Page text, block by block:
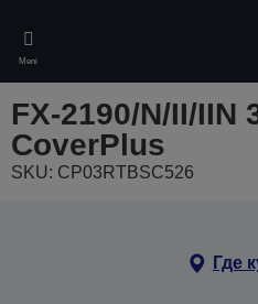
main
content
Meni
FX-2190/N/II/IIN
CoverPlus
SKU: CP03RTBSC526
Где